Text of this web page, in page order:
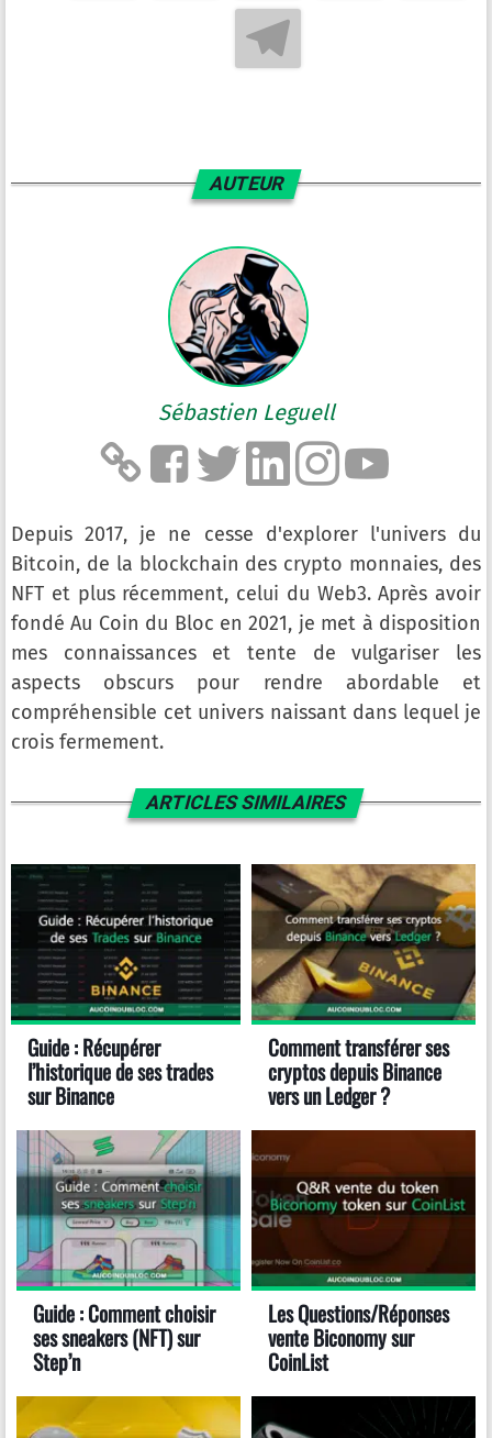
AUTEUR
Sébastien Leguell
Depuis 2017, je ne cesse d'explorer l'univers du
Bitcoin, de la blockchain des crypto monnaies, des
NFT et plus récemment, celui du Web3. Après avoir
fondé Au Coin du Bloc en 2021, je met à disposition
mes connaissances et tente de vulgariser les
aspects obscurs pour rendre abordable et
compréhensible cet univers naissant dans lequel je
crois fermement.
ARTICLES SIMILAIRES
Guide : Récupérer
l’historique de ses trades
sur Binance
Comment transférer ses
cryptos depuis Binance
vers un Ledger ?
Guide : Comment choisir
ses sneakers (NFT) sur
Step’n
Les Questions/Réponses
vente Biconomy sur
CoinList